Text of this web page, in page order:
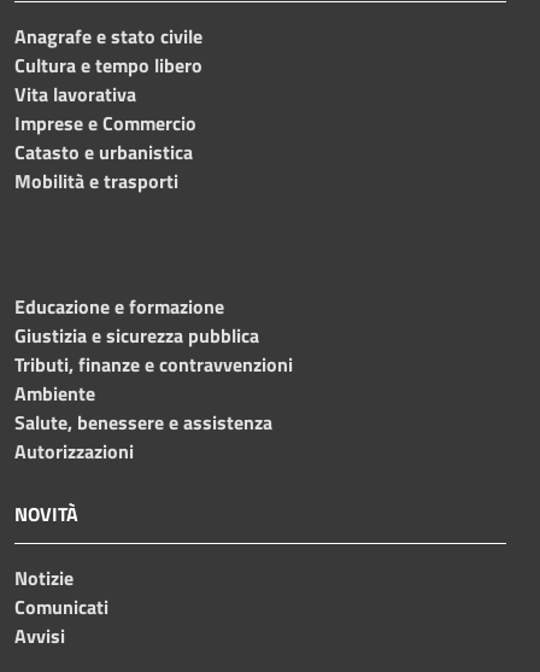
Anagrafe e stato civile
Cultura e tempo libero
Vita lavorativa
Imprese e Commercio
Catasto e urbanistica
Mobilità e trasporti
Educazione e formazione
Giustizia e sicurezza pubblica
Tributi, finanze e contravvenzioni
Ambiente
Salute, benessere e assistenza
Autorizzazioni
NOVITÀ
Notizie
Comunicati
Avvisi